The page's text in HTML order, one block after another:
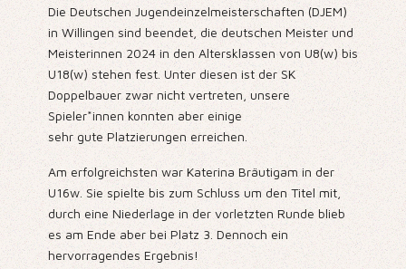
Die Deutschen Jugendeinzelmeisterschaften (DJEM)
in Willingen sind beendet, die deutschen Meister und
Meisterinnen 2024 in den Altersklassen von U8(w) bis
U18(w) stehen fest. Unter diesen ist der SK
Doppelbauer zwar nicht vertreten, unsere
Spieler*innen konnten aber einige
sehr gute Platzierungen erreichen.
Am erfolgreichsten war Katerina Bräutigam in der
U16w. Sie spielte bis zum Schluss um den Titel mit,
durch eine Niederlage in der vorletzten Runde blieb
es am Ende aber bei Platz 3. Dennoch ein
hervorragendes Ergebnis!